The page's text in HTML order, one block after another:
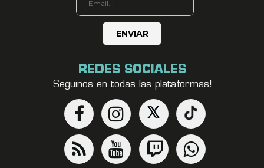
REDES SOCIALES
Seguinos en todas las plataformas!